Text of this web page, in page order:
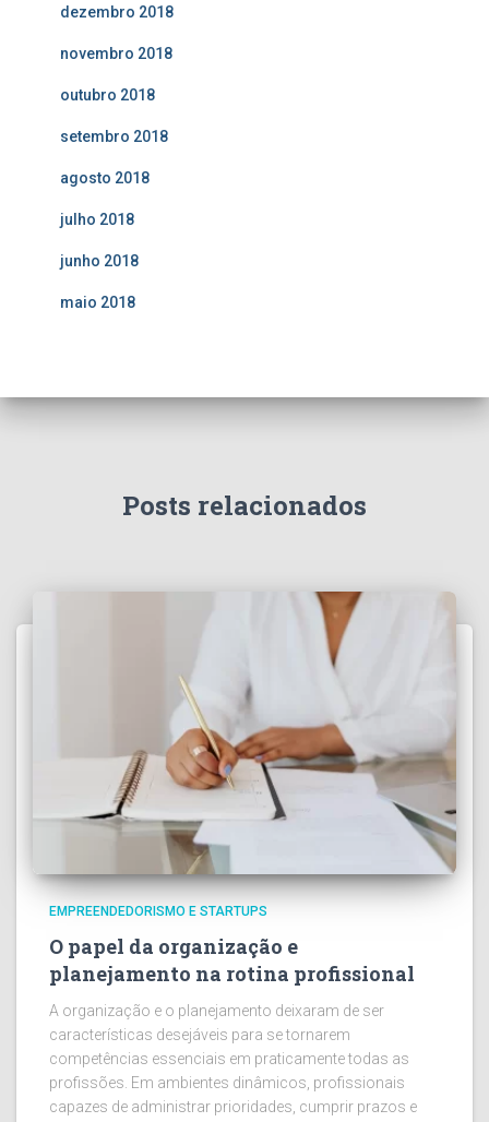
dezembro 2018
novembro 2018
outubro 2018
setembro 2018
agosto 2018
julho 2018
junho 2018
maio 2018
Posts relacionados
EMPREENDEDORISMO E STARTUPS
O papel da organização e
planejamento na rotina profissional
A organização e o planejamento deixaram de ser
características desejáveis para se tornarem
competências essenciais em praticamente todas as
profissões. Em ambientes dinâmicos, profissionais
capazes de administrar prioridades, cumprir prazos e